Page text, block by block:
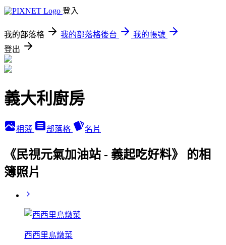
登入
我的部落格 我的部落格後台
我的帳號
登出
義大利廚房
相簿 部落格 名片
《民視元氣加油站 - 義起吃好料》 的相
簿照片
西西里島燉菜